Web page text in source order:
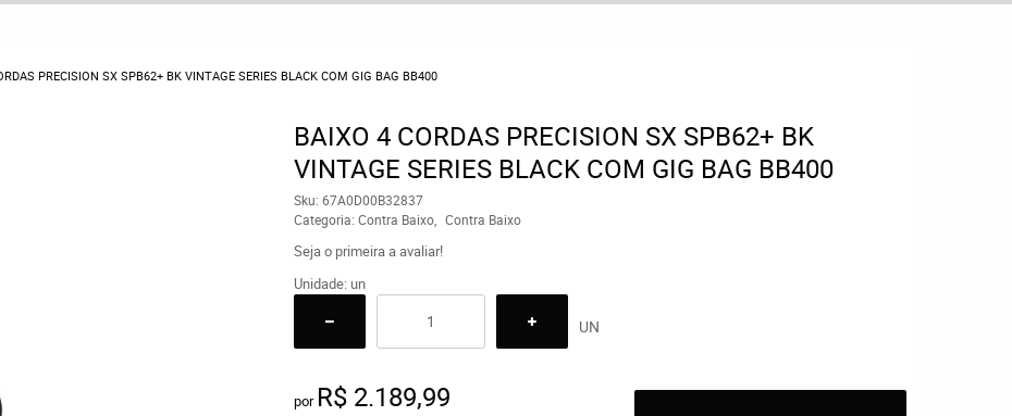
PRECISION SX SPB62+ BK VINTAGE SERIES BLACK COM GIG BAG BB400
BAIXO 4 CORDAS PRECISION SX SPB62+ BK
VINTAGE SERIES BLACK COM GIG BAG BB400
Sku: 67A0D00B32837
Categoria: Contra Baixo Contra Baixo
Seja o primeira a avaliar!
Unidade: un
UN
por R$ 2.189,99